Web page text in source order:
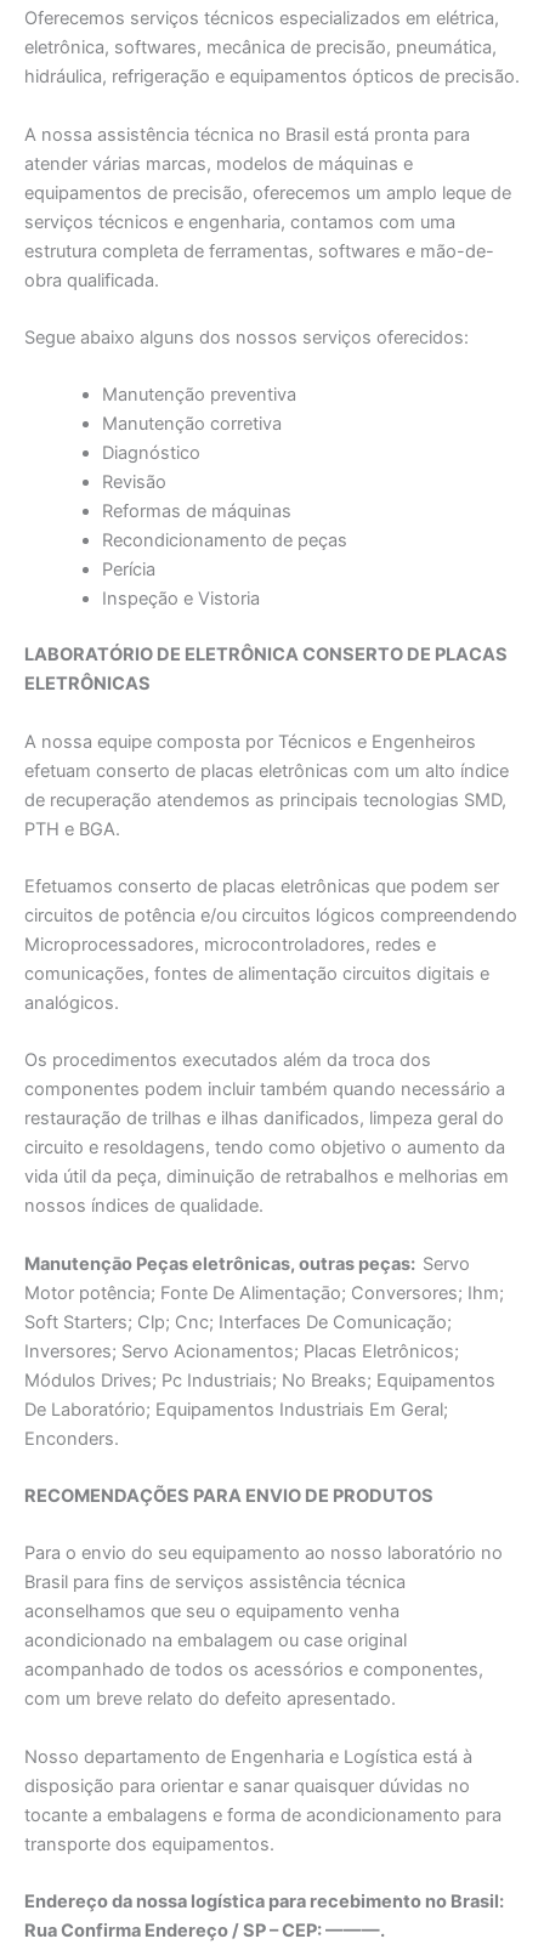
Oferecemos serviços técnicos especializados em elétrica,
eletrônica, softwares, mecânica de precisão, pneumática,
hidráulica, refrigeração e equipamentos ópticos de precisão.
A nossa assistência técnica no Brasil está pronta para
atender várias marcas, modelos de máquinas e
equipamentos de precisão, oferecemos um amplo leque de
serviços técnicos e engenharia, contamos com uma
estrutura completa de ferramentas, softwares e mão-de-
obra qualificada.
Segue abaixo alguns dos nossos serviços oferecidos:
Manutenção preventiva
Manutenção corretiva
Diagnóstico
Revisão
Reformas de máquinas
Recondicionamento de peças
Perícia
Inspeção e Vistoria
LABORATÓRIO DE ELETRÔNICA CONSERTO DE PLACAS
ELETRÔNICAS
A nossa equipe composta por Técnicos e Engenheiros
efetuam conserto de placas eletrônicas com um alto índice
de recuperação atendemos as principais tecnologias SMD,
PTH e BGA.
Efetuamos conserto de placas eletrônicas que podem ser
circuitos de potência e/ou circuitos lógicos compreendendo
Microprocessadores, microcontroladores, redes e
comunicações, fontes de alimentação circuitos digitais e
analógicos.
Os procedimentos executados além da troca dos
componentes podem incluir também quando necessário a
restauração de trilhas e ilhas danificados, limpeza geral do
circuito e resoldagens, tendo como objetivo o aumento da
vida útil da peça, diminuição de retrabalhos e melhorias em
nossos índices de qualidade.
Manutençāo Peças eletrônicas, outras peças: Servo
Motor potência; Fonte De Alimentaçāo; Conversores; Ihm;
Soft Starters; Clp; Cnc; Interfaces De Comunicação;
Inversores; Servo Acionamentos; Placas Eletrônicos;
Módulos Drives; Pc Industriais; No Breaks; Equipamentos
De Laboratório; Equipamentos Industriais Em Geral;
Enconders.
RECOMENDAÇÕES PARA ENVIO DE PRODUTOS
Para o envio do seu equipamento ao nosso laboratório no
Brasil para fins de serviços assistência técnica
aconselhamos que seu o equipamento venha
acondicionado na embalagem ou case original
acompanhado de todos os acessórios e componentes,
com um breve relato do defeito apresentado.
Nosso departamento de Engenharia e Logística está à
disposição para orientar e sanar quaisquer dúvidas no
tocante a embalagens e forma de acondicionamento para
transporte dos equipamentos.
Endereço da nossa logística para recebimento no Brasil:
Rua Confirma Endereço / SP – CEP: ———.